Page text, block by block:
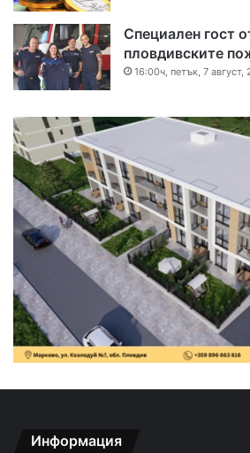
Специален гост
пловдивските
16:00ч, петък, 7 август,
Информация